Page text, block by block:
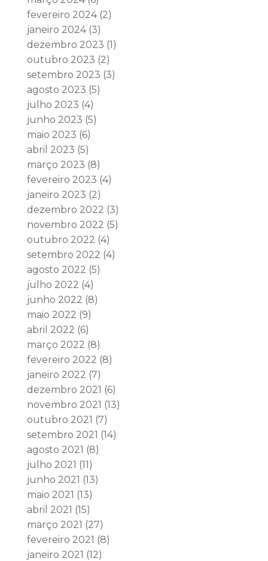
fevereiro 2024(2)
janeiro 2024(3)
dezembro 2023 (1)
outubro 2023 (2)
setembro 2023 (3)
agosto 2023 (5)
julho 2023 (4)
junho 2023 (5)
maio 2023 (6)
abril 2023 (5)
março 2023 (8)
fevereiro 2023 (4)
janeiro 2023 (2)
dezembro 2022 (3)
novembro 2022 (5)
outubro 2022 (4)
setembro 2022 (4)
agosto 2022 (5)
julho 2022 (4)
junho 2022 (8)
maio 2022 (9)
abril 2022 (6)
março 2022 (8)
fevereiro 2022 (8)
janeiro 2022 (7)
dezembro 2021 (6)
novembro 2021 (13)
outubro 2021 (7)
setembro 2021 (14)
agosto 2021 (8)
julho 2021 (11)
junho 2021 (13)
maio 2021 (13)
abril 2021 (15)
março 2021 (27)
fevereiro 2021 (8)
janeiro 2021 (12)